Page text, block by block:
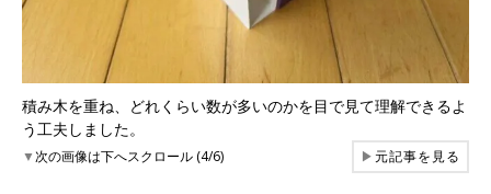
積み木を重ね、どれくらい数が多いのかを目で見て理解できるよ
う工夫しました。
▼次の画像は下へスクロール (4/6) ▶元記事を見る